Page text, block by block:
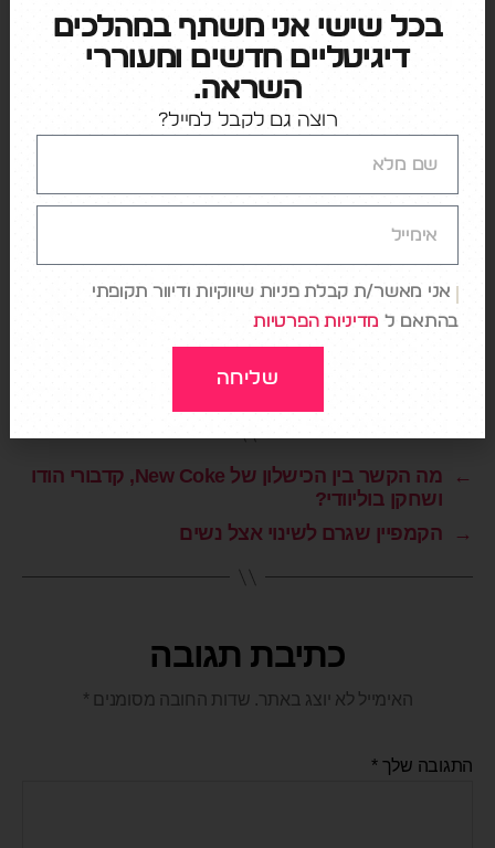
אני מאוד מקווה שרופוס ישמש דוגמה והשראה
שיצליחו להנגיש כלים חכמים מבוססי GenAI
לטובת הלקוחות, במיקוד ובהתאמה ספציפיים
←
מה הקשר בין הכישלון של New Coke, קדבורי הודו
ושחקן בוליוודי?
→
הקמפיין שגרם לשינוי אצל נשים
כתיבת תגובה
האימייל לא יוצג באתר. שדות החובה מסומנים *
התגובה שלך*
בכל שישי אני משתף במהלכים
דיגיטליים חדשים ומעוררי
השראה.
רוצה גם לקבל למייל?
אני מאשר/ת קבלת פניות שיווקיות ודיוור תקופתי
בהתאם ל מדיניות הפרטיות
שליחה